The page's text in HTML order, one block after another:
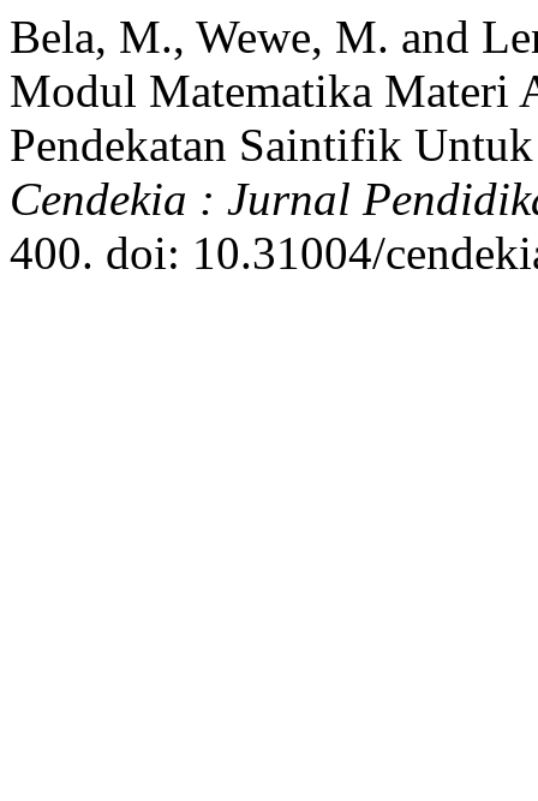
Bela, M., Wewe, M. and
Modul Matematika Materi
Pendekatan Saintifik
Cendekia : Jurnal
400. doi: 10.31004/